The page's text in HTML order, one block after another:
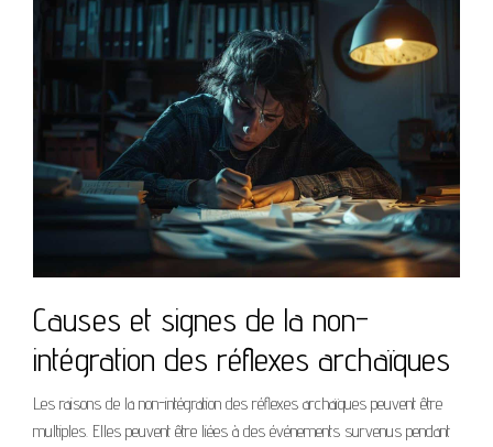
Causes et signes de la non-
intégration des réflexes archaïques
Les raisons de la non-intégration des réflexes archaïques peuvent être
multiples. Elles peuvent être liées à des événements survenus pendant